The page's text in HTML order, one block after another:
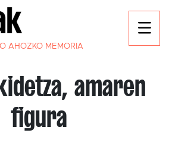
AHOZKO MEMORIA
amaren
figura